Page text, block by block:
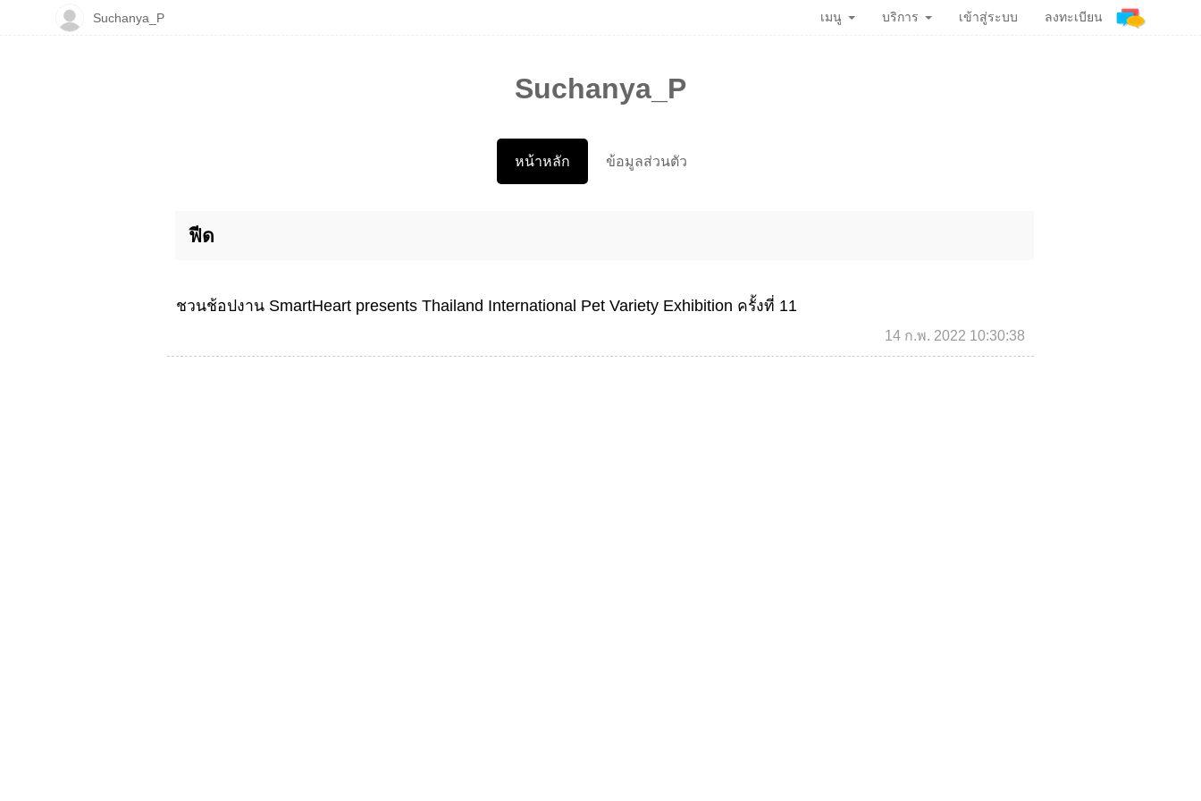
Suchanya_P
หน้าหลัก ข้อมูลส่วนตัว
ฟีด
ชวนช้อปงาน SmartHeart presents Thailand International Pet Variety Exhibition ครั้งที่ 11
14 ก.พ. 2022 10:30:38
Suchanya_P เมนู บริการ เข้าสู่ระบบ ลงทะเบียน